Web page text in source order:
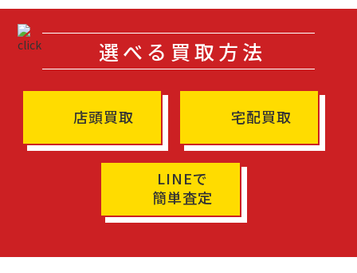
選べる買取方法
店頭買取 宅配買取
LINEで
簡単査定